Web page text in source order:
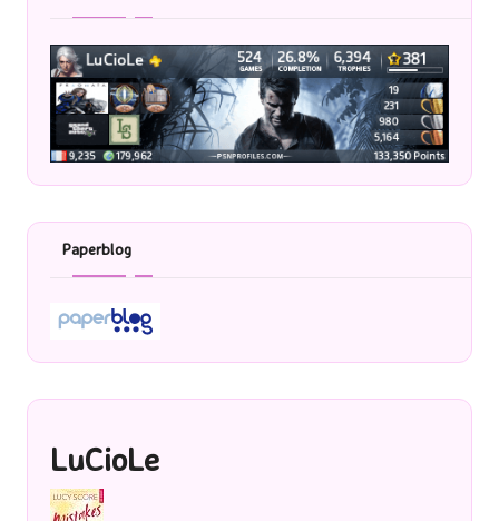
Paperblog
LuCioLe